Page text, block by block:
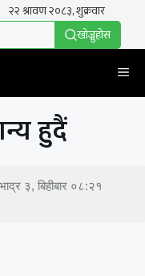
खाेज्नुहाेस
हुदैं
३, बिहीबार ०८:२१